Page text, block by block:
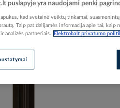
Elektrobalt
EAN kodas
Gamintojo
puslapyje yra naudojami penki
kad svetainė veiktų tinkamai,
Taip pat dalijamės informacija apie tai, kaip
analizės partneriais.
Elektrobalt privatumo